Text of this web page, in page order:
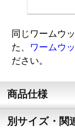
同じワームウ
た、 ワームウ
ださい。
商品仕様
別サイズ・関